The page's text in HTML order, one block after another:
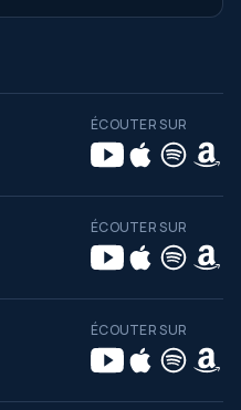
ÉCOUTER SUR
ÉCOUTER SUR
ÉCOUTER SUR